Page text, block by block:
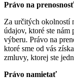
Právo na
Za určitých okolností
údajov, ktoré ste
výberu. Právo na
ktoré sme od vás
zmluvy, ktorej ste
Právo namietať